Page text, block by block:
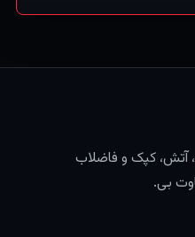
آب، آتش، کپک و فاضلاب